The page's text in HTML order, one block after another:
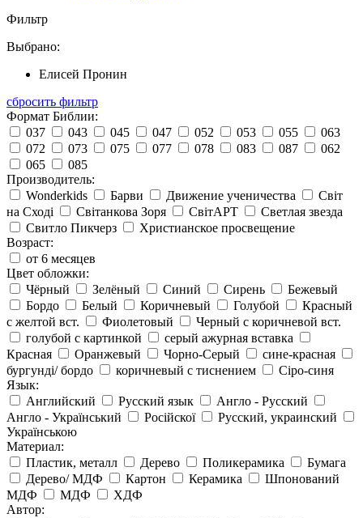
Фильтр
Выбрано:
Елисей Пронин
сбросить фильтр
Формат Библии:
037
043 045 047 052 053 055
063
072
073 075 077 078 083 087
062
065
085
Производитель:
Wonderkids
Барви Движение ученичества
Світ
на Сході
Світанкова Зоря СвітАРТ
Светлая звезда
Свитло Пикчерз
Христианское просвещение
Возраст:
от 6 месяцев
Цвет обложки:
Чёрный
Зелёный Синий Сирень
Бежевый
Бордо
Белый Коричневый Голубой
Красный
с желтой вст.
Фиолетовый
Черный с коричневой вст.
голубой с картинкой
серый ажурная вставка
Красная
Оранжевый Чорно-Серый
сине-красная
бургунді/ бордо
коричневый с тиснением
Сіро-синя
Язык:
Английский
Русский язык
Англо - Русский
Англо - Український
Російскої
Русский, украинский
Українською
Материал:
Пластик, металл
Дерево Поликерамика
Бумага
Дерево/ МДФ
Картон Керамика
Шпонований
МДФ
МДФ
ХДФ
Автор: